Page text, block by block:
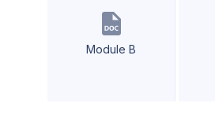
Module B